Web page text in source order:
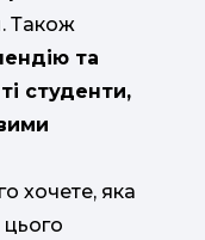
Також
та
студенти,
хочете, яка